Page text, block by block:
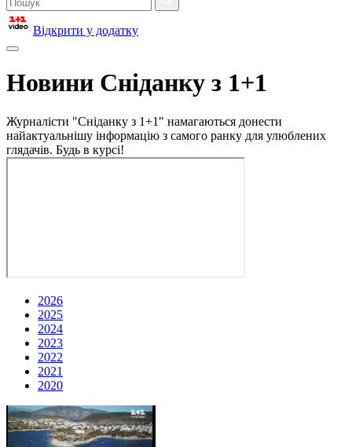
Відкрити у додатку
Новини Сніданку з 1+1
Журналісти "Сніданку з 1+1" намагаються донести
найактуальнішу інформацію з самого ранку для улюблених
глядачів. Будь в курсі!
2026
2025
2024
2023
2022
2021
2020